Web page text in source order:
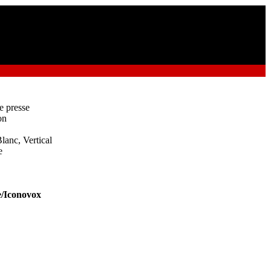
presse
Vertical
Iconovox